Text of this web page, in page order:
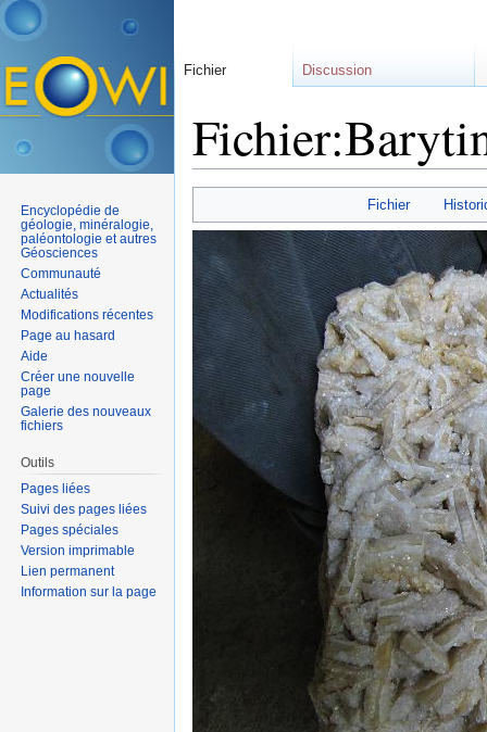
Fichier
Fichier Discussion
Encyclopédie de
géologie, minéralogie,
paléontologie et autres
Géosciences
Communauté
Actualités
Modifications récentes
Page au hasard
Aide
Créer une nouvelle
page
Galerie des nouveaux
fichiers
Outils
Pages liées
Suivi des pages liées
Pages spéciales
Version imprimable
Lien permanent
Information sur la page